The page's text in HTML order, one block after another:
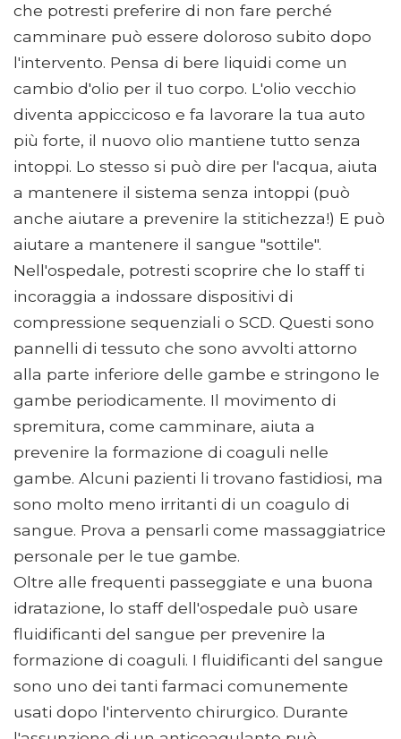
che potresti preferire di non fare perché
camminare può essere doloroso subito dopo
l'intervento. Pensa di bere liquidi come un
cambio d'olio per il tuo corpo. L'olio vecchio
diventa appiccicoso e fa lavorare la tua auto
più forte, il nuovo olio mantiene tutto senza
intoppi. Lo stesso si può dire per l'acqua, aiuta
a mantenere il sistema senza intoppi (può
anche aiutare a prevenire la stitichezza!) E può
aiutare a mantenere il sangue "sottile".
Nell'ospedale, potresti scoprire che lo staff ti
incoraggia a indossare dispositivi di
compressione sequenziali o SCD. Questi sono
pannelli di tessuto che sono avvolti attorno
alla parte inferiore delle gambe e stringono le
gambe periodicamente. Il movimento di
spremitura, come camminare, aiuta a
prevenire la formazione di coaguli nelle
gambe. Alcuni pazienti li trovano fastidiosi, ma
sono molto meno irritanti di un coagulo di
sangue. Prova a pensarli come massaggiatrice
personale per le tue gambe.
Oltre alle frequenti passeggiate e una buona
idratazione, lo staff dell'ospedale può usare
fluidificanti del sangue per prevenire la
formazione di coaguli. I fluidificanti del sangue
sono uno dei tanti farmaci comunemente
usati dopo l'intervento chirurgico. Durante